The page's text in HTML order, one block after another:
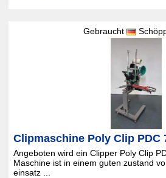
Gebraucht
Clipmaschine Poly Clip PDC
Angeboten wird ein Clipper Poly Clip
Maschine ist in einem guten zustand
einsatz ...